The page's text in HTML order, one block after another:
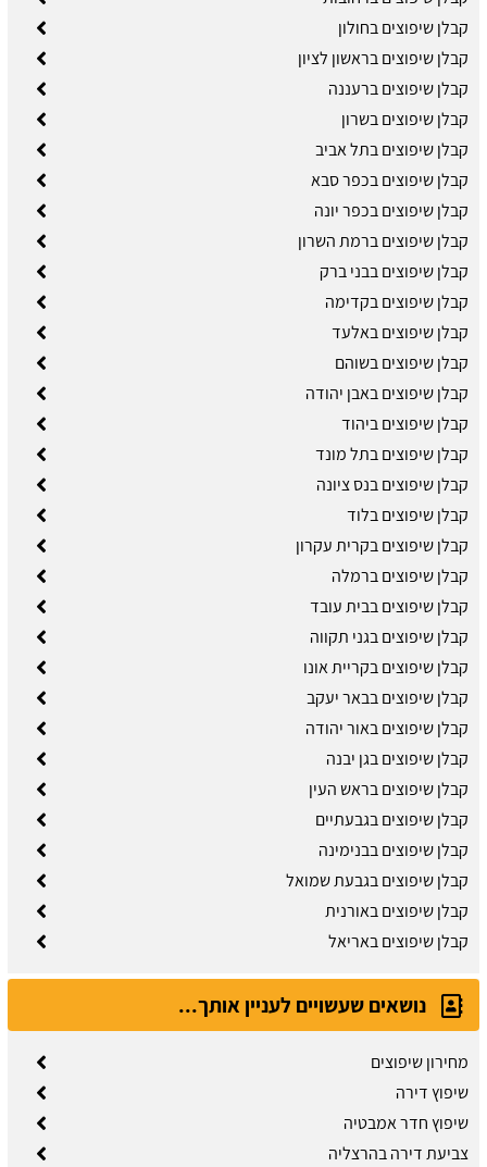
קבלן שיפוצים בחולון
קבלן שיפוצים בראשון לציון
קבלן שיפוצים ברעננה
קבלן שיפוצים בשרון
קבלן שיפוצים בתל אביב
קבלן שיפוצים בכפר סבא
קבלן שיפוצים בכפר יונה
קבלן שיפוצים ברמת השרון
קבלן שיפוצים בבני ברק
קבלן שיפוצים בקדימה
קבלן שיפוצים באלעד
קבלן שיפוצים בשוהם
קבלן שיפוצים באבן יהודה
קבלן שיפוצים ביהוד
קבלן שיפוצים בתל מונד
קבלן שיפוצים בנס ציונה
קבלן שיפוצים בלוד
קבלן שיפוצים בקרית עקרון
קבלן שיפוצים ברמלה
קבלן שיפוצים בבית עובד
קבלן שיפוצים בגני תקווה
קבלן שיפוצים בקריית אונו
קבלן שיפוצים בבאר יעקב
קבלן שיפוצים באור יהודה
קבלן שיפוצים בגן יבנה
קבלן שיפוצים בראש העין
קבלן שיפוצים בגבעתיים
קבלן שיפוצים בבנימינה
קבלן שיפוצים בגבעת שמואל
קבלן שיפוצים באורנית
קבלן שיפוצים באריאל
נושאים שעשויים לעניין אותך...
מחירון שיפוצים
שיפוץ דירה
שיפוץ חדר אמבטיה
צביעת דירה בהרצליה